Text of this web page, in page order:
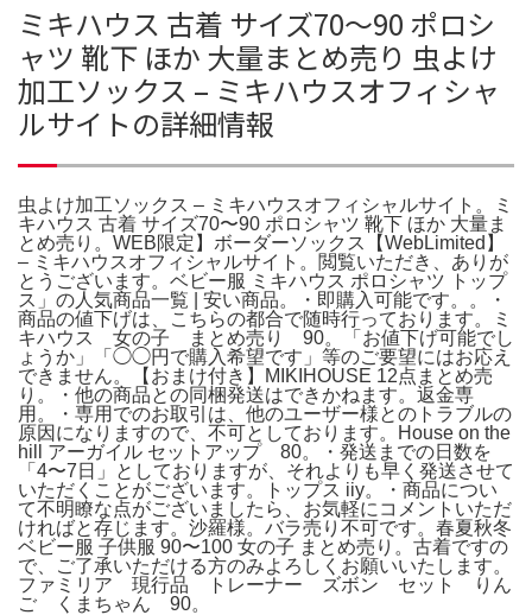
ミキハウス 古着 サイズ70〜90 ポロシ
ャツ 靴下 ほか 大量まとめ売り 虫よけ
加工ソックス – ミキハウスオフィシャ
ルサイトの詳細情報
虫よけ加工ソックス – ミキハウスオフィシャルサイト。ミ
キハウス 古着 サイズ70〜90 ポロシャツ 靴下 ほか 大量ま
とめ売り。WEB限定】ボーダーソックス【WebLimited】
– ミキハウスオフィシャルサイト。閲覧いただき、ありが
とうございます。ベビー服 ミキハウス ポロシャツ トップ
ス」の人気商品一覧 | 安い商品。・即購入可能です。。・
商品の値下げは、こちらの都合で随時行っております。ミ
キハウス 女の子 まとめ売り 90。「お値下げ可能でし
ょうか」「◯◯円で購入希望です」等のご要望にはお応え
できません。【おまけ付き】MIKIHOUSE 12点まとめ売
り。・他の商品との同梱発送はできかねます。返金専
用。・専用でのお取引は、他のユーザー様とのトラブルの
原因になりますので、不可としております。House on the
hill アーガイル セットアップ 80。・発送までの日数を
「4〜7日」としておりますが、それよりも早く発送させて
いただくことがございます。トップス iiy。・商品につい
て不明瞭な点がございましたら、お気軽にコメントいただ
ければと存じます。沙羅様。バラ売り不可です。春夏秋冬
ベビー服 子供服 90〜100 女の子 まとめ売り。古着ですの
で、ご了承いただける方のみよろしくお願いいたします。
ファミリア 現行品 トレーナー ズボン セット りん
ご くまちゃん 90。